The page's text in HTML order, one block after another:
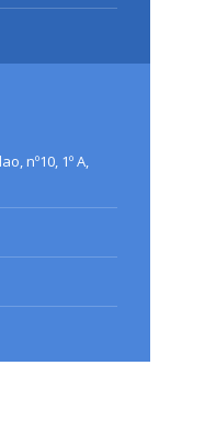
nº10, 1º A,